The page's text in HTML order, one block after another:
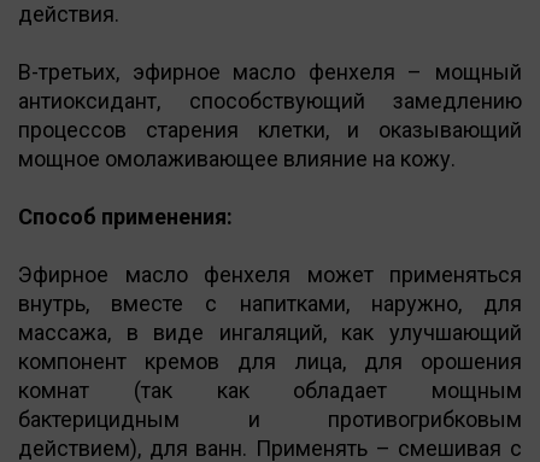
действия.
В-третьих, эфирное масло фенхеля – мощный
антиоксидант, способствующий замедлению
процессов старения клетки, и оказывающий
мощное омолаживающее влияние на кожу.
Способ применения:
Эфирное масло фенхеля может применяться
внутрь, вместе с напитками, наружно, для
массажа, в виде ингаляций, как улучшающий
компонент кремов для лица, для орошения
комнат (так как обладает мощным
бактерицидным и противогрибковым
действием), для ванн. Применять – смешивая с